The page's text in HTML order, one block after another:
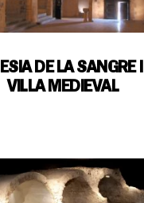
DE LA SANGRE |
VILLA MEDIEVAL